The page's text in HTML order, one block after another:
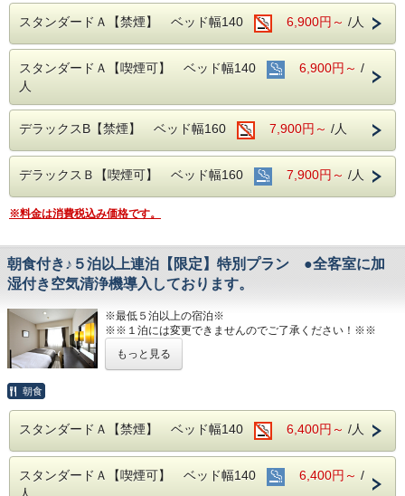
・シモンズ社製デュベスタイルロング＆ワイドベッドで快適
な寝心地
・43型壁掛けテレビ、全室加湿機能付き空気清浄機、今治
タオル、各部屋Wi-Fi
■チェックイン14:00~24:00(最終) / チェックアウト11:00
■各種サービス
ウェルカムドリンク 14:00〜23:00、コインランドリー 7：
00～22：00（有料）、自動販売機、製氷機、電子レンジ、
アメニティバー、会議室
■注意事項
団体様の場合や時期によりキャンセル規定が異なります
詳しくはホテルまでお問い合わせくださいませ
■男女別展望浴場(最上階：９階)
ン温泉
営業時間：14:00~24:00、翌6:00~9:00
隣がコンビニ、石鎚へのバスも真正面バス停から出ています
■平面120台駐車場 (敷地内＆第二駐車場)
1日１台税込300円 ※バス・トラックは事前予約をお願いし
ます（料金が異なります）
■焼き立てパンや産直市から取り寄せた地元野菜の和洋バイ
キング(定価：￥1320（税込）)
■室内設備(全部屋１４平米以上)
な寝心地
・43型壁掛けテレビ、全室加湿機能付き空気清浄機、今治
タオル、各部屋Wi-Fi
■チェックイン14:00~24:00(最終) / チェックアウト11:00
ウェルカムドリンク 14:00〜23:00、コインランドリー 7：
00～22：00（有料）、自動販売機、製氷機、電子レンジ、
■注意事項
団体様の場合や時期によりキャンセル規定が異なります
スタンダードＡ【禁煙】 ベッド幅140 6,900円～ /人
スタンダードＡ【喫煙可】 ベッド幅140 6,900円～ /
人
デラックスB【禁煙】 ベッド幅160 7,900円～ /人
デラックスＢ【喫煙可】 ベッド幅160 7,900円～ /人
※料金は消費税込み価格です。
朝食付き♪５泊以上連泊【限定】特別プラン ●全客室に加
湿付き空気清浄機導入しております。
※最低５泊以上の宿泊※
※※１泊には変更できませんのでご了承ください！※※
５泊以上宿泊するお客様にお贈りする特別なプランです。
■男女別展望浴場(最上階：９階)
ン温泉
営業時間：14:00~24:00、翌6:00~9:00
もっと見る
朝食
スタンダードＡ【禁煙】 ベッド幅140 6,400円～ /人
スタンダードＡ【喫煙可】 ベッド幅140 6,400円～ /
人